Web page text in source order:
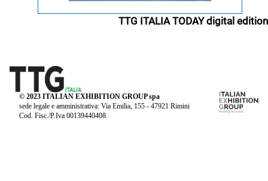
TTG ITALIA TODAY digital edition
© 2023 ITALIAN EXHIBITION GROUP spa
sede legale e amministrativa: Via Emilia, 155 - 47921 Rimini
Cod. Fisc./P.Iva 00139440408.